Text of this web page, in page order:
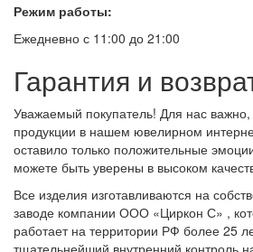
Режим работы:
Ежедневно с 11:00 до 21:00
Гарантия и
Уважаемый покупатель! Для нас
продукции в нашем ювелирном
оставило только положительные
можете быть уверены в высоком
Все изделия изготавливаются на
заводе компании ООО «Циркон С» ,
работает на территории РФ более 25
тщательнейший внутренний контроль